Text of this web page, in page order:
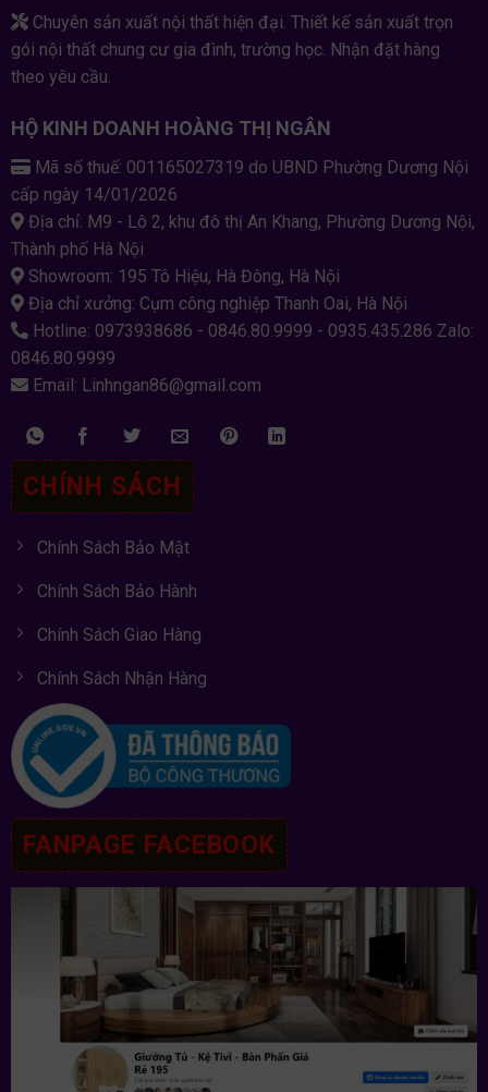
Chuyên sản xuất nội thất hiện đại. Thiết kế sản xuất trọn
gói nội thất chung cư gia đình, trường học. Nhận đặt hàng
theo yêu cầu.
HỘ KINH DOANH HOÀNG THỊ NGÂN
Mã số thuế: 001165027319 do UBND Phường Dương Nội
cấp ngày 14/01/2026
Địa chỉ: M9 - Lô 2, khu đô thị An Khang, Phường Dương Nội,
Thành phố Hà Nội
Showroom: 195 Tô Hiệu, Hà Đông, Hà Nội
Địa chỉ xưởng: Cụm công nghiệp Thanh Oai, Hà Nội
Hotline: 0973938686 - 0846.80.9999 - 0935.435.286 Zalo:
0846.80.9999
Email: Linhngan86@gmail.com
CHÍNH SÁCH
Chính Sách Bảo Mật
Chính Sách Bảo Hành
Chính Sách Giao Hàng
Chính Sách Nhận Hàng
FANPAGE FACEBOOK